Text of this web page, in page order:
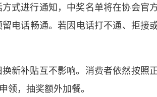
式进行通知，中奖名单将在协会官
电话畅通。若因电话打不通、拒接
新补贴互不影响。消费者依然按照
领，抽奖额外加餐。